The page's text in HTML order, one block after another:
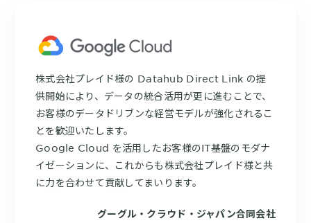
株式会社プレイド様の Datahub Direct Link の提
供開始により、データの統合活用が更に進むことで、
お客様のデータドリブンな経営モデルが強化されるこ
とを歓迎いたします。
Google Cloud を活用したお客様のIT基盤のモダナ
イゼーションに、これからも株式会社プレイド様と共
に力を合わせて貢献してまいります。
グーグル・クラウド・ジャパン合同会社